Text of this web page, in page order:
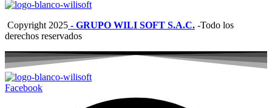
Copyright 2025 - GRUPO WILI SOFT S.A.C. -Todo los
derechos reservados
Facebook